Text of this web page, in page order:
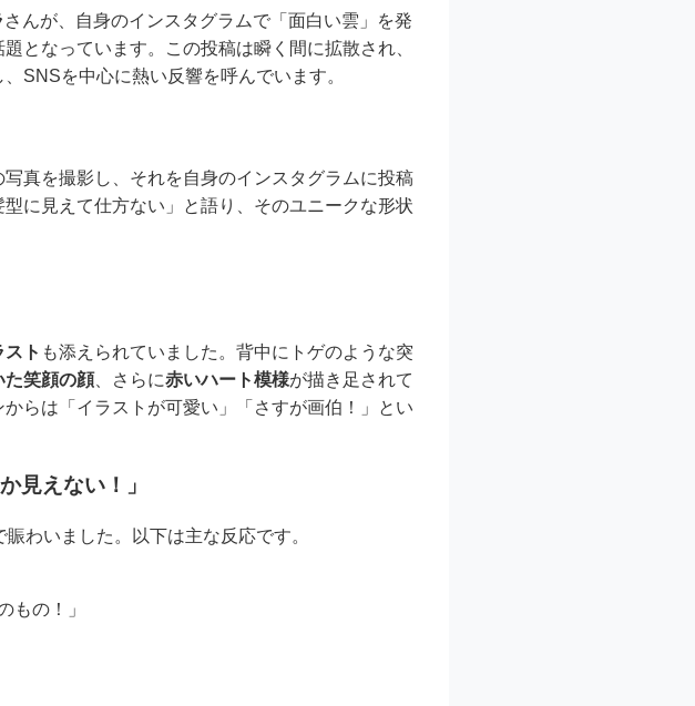
さんが、自身のインスタグラムで「面白い雲」を発
となっています。この投稿は瞬く間に拡散され、
SNSを中心に熱い反響を呼んでいます。
真を撮影し、それを自身のインスタグラムに投稿
に見えて仕方ない」と語り、そのユニークな形状
ト も添えられていました。背中にトゲのような突
た笑顔の顔、さらに赤いハート模様が描き足されて
らは「イラストが可愛い」「さすが画伯！」とい
見えない！」
わいました。以下は主な反応です。
もの！」